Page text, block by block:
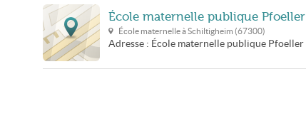
École maternelle publique Pfoeller
École maternelle àSchiltigheim (67300)
Adresse : École maternelle publique Pfoeller